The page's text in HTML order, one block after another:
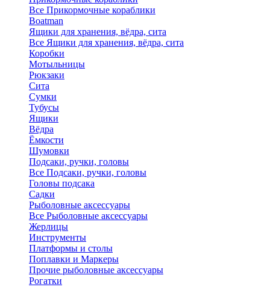
Все Прикормочные кораблики
Boatman
Ящики для хранения, вёдра, сита
Все Ящики для хранения, вёдра, сита
Коробки
Мотыльницы
Рюкзаки
Сита
Сумки
Тубусы
Ящики
Вёдра
Ёмкости
Шумовки
Подсаки, ручки, головы
Все Подсаки, ручки, головы
Головы подсака
Садки
Рыболовные аксессуары
Все Рыболовные аксессуары
Жерлицы
Инструменты
Платформы и столы
Поплавки и Маркеры
Прочие рыболовные аксессуары
Рогатки